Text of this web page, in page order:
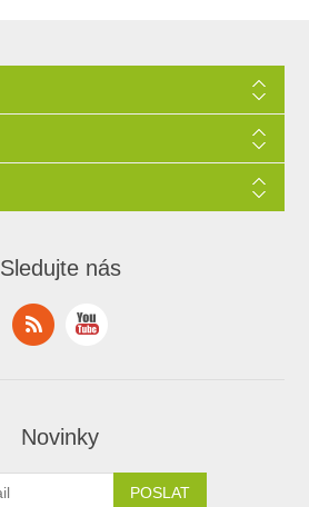
Sledujte nás
Novinky